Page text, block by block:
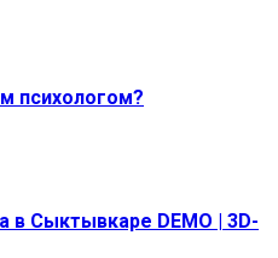
психологом?
в Сыктывкаре DEMO | 3D-